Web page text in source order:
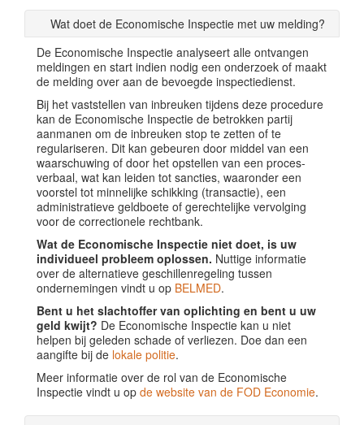
Wat doet de Economische Inspectie met uw melding?
De Economische Inspectie analyseert alle ontvangen
meldingen en start indien nodig een onderzoek of maakt
de melding over aan de bevoegde inspectiedienst.
Bij het vaststellen van inbreuken tijdens deze procedure
kan de Economische Inspectie de betrokken partij
aanmanen om de inbreuken stop te zetten of te
regulariseren. Dit kan gebeuren door middel van een
waarschuwing of door het opstellen van een proces-
verbaal, wat kan leiden tot sancties, waaronder een
voorstel tot minnelijke schikking (transactie), een
administratieve geldboete of gerechtelijke vervolging
voor de correctionele rechtbank.
Wat de Economische Inspectie niet doet, is uw
individueel probleem oplossen. Nuttige informatie
over de alternatieve geschillenregeling tussen
ondernemingen vindt u op BELMED.
Bent u het slachtoffer van oplichting en bent u uw
geld kwijt? De Economische Inspectie kan u niet
helpen bij geleden schade of verliezen. Doe dan een
aangifte bij de lokale politie.
Meer informatie over de rol van de Economische
Inspectie vindt u op de website van de FOD Economie.